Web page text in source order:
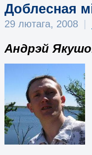
Доблесная
29 лютага, 2008
Андрэй